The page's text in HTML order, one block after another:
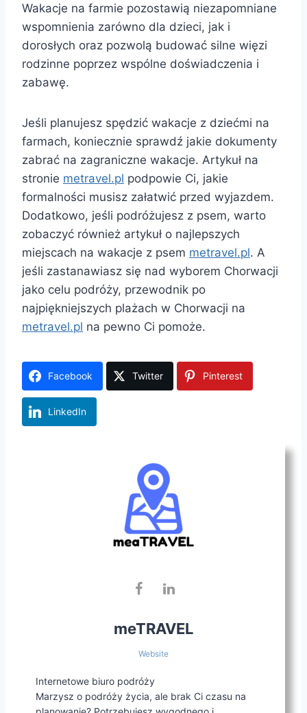
Wakacje na farmie pozostawią niezapomniane
wspomnienia zarówno dla dzieci, jak i
dorosłych oraz pozwolą budować silne więzi
rodzinne poprzez wspólne doświadczenia i
zabawę.
Jeśli planujesz spędzić wakacje z dziećmi na
farmach, koniecznie sprawdź jakie dokumenty
zabrać na zagraniczne wakacje. Artykuł na
stronie metravel.pl podpowie Ci, jakie
formalności musisz załatwić przed wyjazdem.
Dodatkowo, jeśli podróżujesz z psem, warto
zobaczyć również artykuł o najlepszych
miejscach na wakacje z psem metravel.pl. A
jeśli zastanawiasz się nad wyborem Chorwacji
jako celu podróży, przewodnik po
najpiękniejszych plażach w Chorwacji na
metravel.pl na pewno Ci pomoże.
Facebook Twitter Pinterest
LinkedIn
meTRAVEL
Website
Internetowe biuro podróży
Marzysz o podróży życia, ale brak Ci czasu na